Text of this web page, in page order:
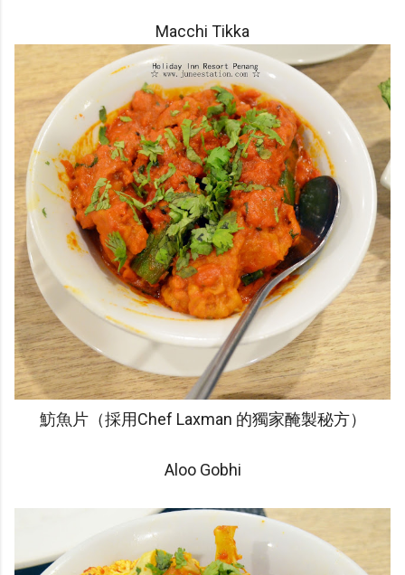
Macchi Tikka
魴魚片（採用Chef Laxman 的獨家醃製秘方）
Aloo Gobhi